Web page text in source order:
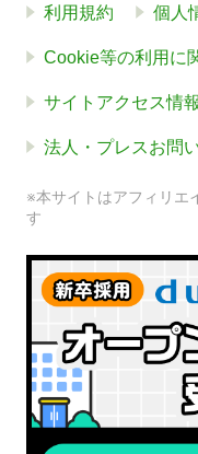
利用規約 個人
Cookie等の利用に
サイトアクセス情
法人・プレスお問
※本サイトはアフィリエ
す